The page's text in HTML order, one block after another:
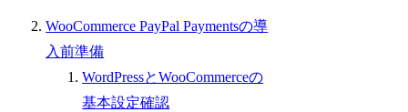
WooCommerce PayPal Paymentsの導
入前準備
WordPressとWooCommerceの
基本設定確認